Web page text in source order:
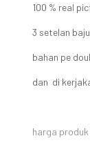
100 % real
3 setelan
bahan pe
dan di
harga